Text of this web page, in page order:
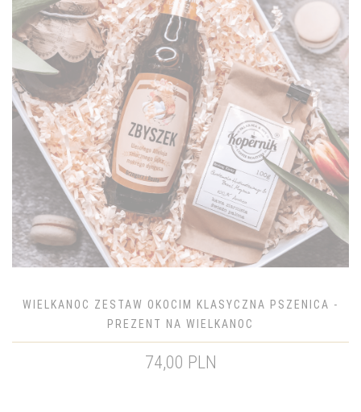
WIELKANOC ZESTAW OKOCIM KLASYCZNA PSZENICA -
PREZENT NA WIELKANOC
74,00 PLN